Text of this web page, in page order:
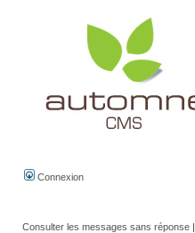
Connexion
Consulter les messages sans réponse |